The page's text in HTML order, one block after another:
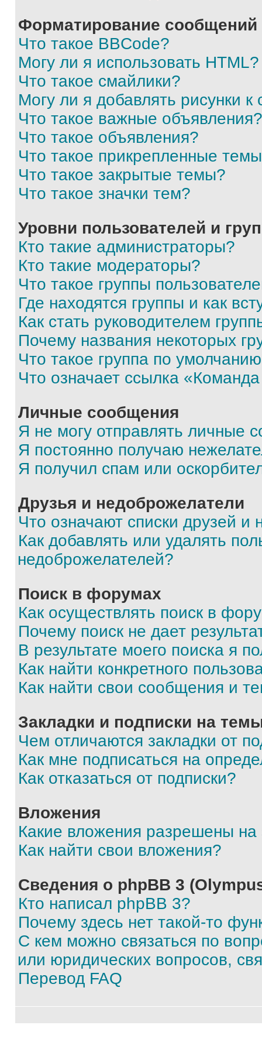
Форматирование
Что такое BBCode?
Могу ли я использовать HTML?
Что такое смайлики?
Могу ли я добавлять рисунки
Что такое важные объявления?
Что такое объявления?
Что такое прикрепленные
Что такое закрытые темы?
Что такое значки тем?
Уровни пользователей и
Кто такие администраторы?
Кто такие модераторы?
Что такое группы
Где находятся группы и как
Как стать руководителем
Почему названия некоторых
Что такое группа по
Что означает ссылка
Личные сообщения
Я не могу отправлять личные
Я постоянно получаю
Я получил спам или
Друзья и недоброжелатели
Что означают списки друзей и
Как добавлять или удалять
недоброжелателей?
Поиск в форумах
Как осуществлять поиск в
Почему поиск не дает
В результате моего поиска я
Как найти конкретного
Как найти свои сообщения и
Закладки и подписки на
Чем отличаются закладки от
Как мне подписаться на
Как отказаться от подписки?
Вложения
Какие вложения разрешены
Как найти свои вложения?
Сведения о phpBB 3
Кто написал phpBB 3?
Почему здесь нет такой-то
С кем можно связаться по
или юридических вопросов,
Перевод FAQ